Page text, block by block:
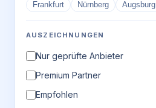
Frankfurt
Nürnberg Augsburg
AUSZEICHNUNGEN
Nur geprüfte Anbieter
Premium Partner
Empfohlen